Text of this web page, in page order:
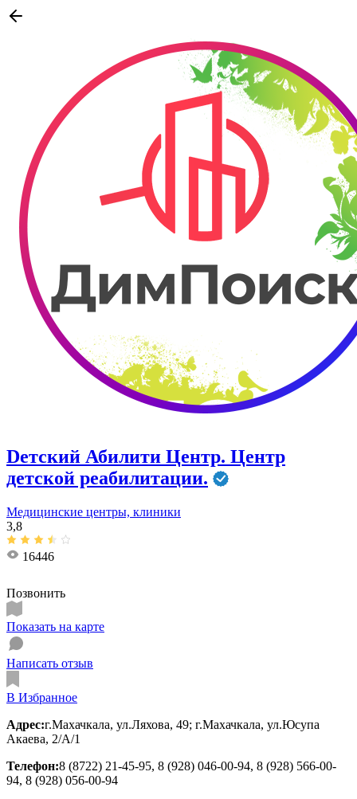
Dетский Абилити Центр. Центр
детской реабилитации.
Медицинские центры, клиники
3,8
16446
Позвонить
Показать на карте
Написать отзыв
В Избранное
Адрес:г.Махачкала, ул.Ляхова, 49; г.Махачкала, ул.Юсупа
Акаева, 2/А/1
Телефон:8 (8722) 21-45-95, 8 (928) 046-00-94, 8 (928) 566-00-
94, 8 (928) 056-00-94